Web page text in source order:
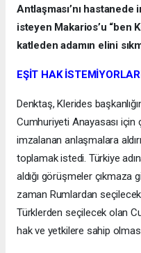
Antlaşması’nı
isteyen Makarios’u “ben
katleden adamın elini
EŞİT HAK
Denktaş, Klerides
Cumhuriyeti Anayasası için
imzalanan anlaşmalara
toplamak istedi. Türkiye
aldığı görüşmeler çıkmaza
zaman Rumlardan seçilecek
Türklerden seçilecek olan
hak ve yetkilere sahip